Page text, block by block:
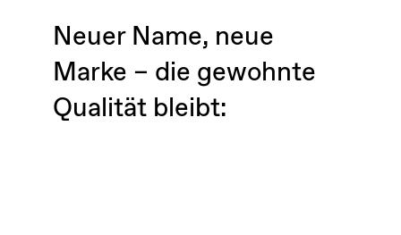
Neuer Name, neue
Marke – die gewohnte
Qualität bleibt: